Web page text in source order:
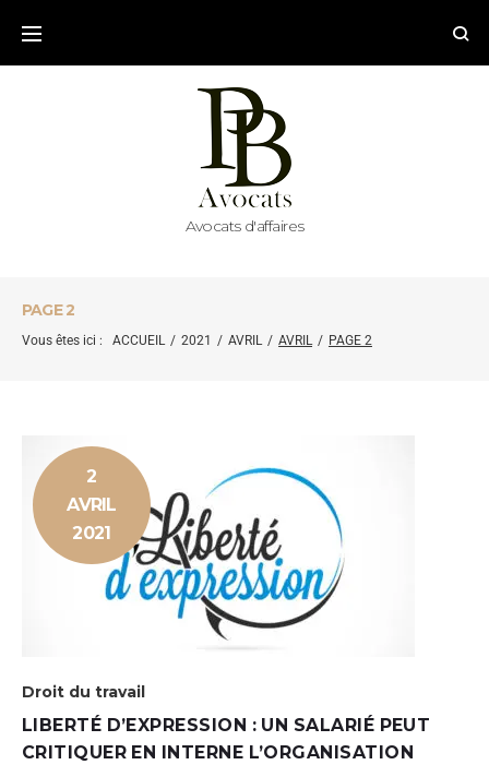
Avocats d'affaires
PAGE 2
Vous êtes ici : ACCUEIL / 2021 / AVRIL / AVRIL / PAGE 2
2
AVRIL
2021
Droit du travail
LIBERTÉ D’EXPRESSION : UN SALARIÉ PEUT
CRITIQUER EN INTERNE L’ORGANISATION